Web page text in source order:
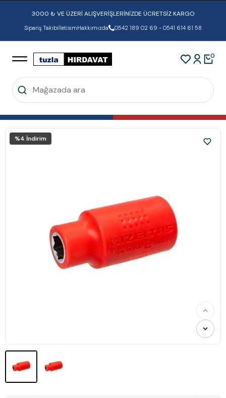
3000 ₺ VE ÜZERİ ALIŞVERİŞLERİNİZDE ÜCRETSİZ KARGO
Sipariş TakibiİletisimHakkımızda 0542 189 02 69 - 0541 614 61 58
0
%4 İndirim